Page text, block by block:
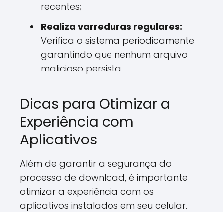
recentes;
Realiza varreduras regulares:
Verifica o sistema periodicamente
garantindo que nenhum arquivo
malicioso persista.
Dicas para Otimizar a
Experiência com
Aplicativos
Além de garantir a segurança do
processo de download, é importante
otimizar a experiência com os
aplicativos instalados em seu celular.